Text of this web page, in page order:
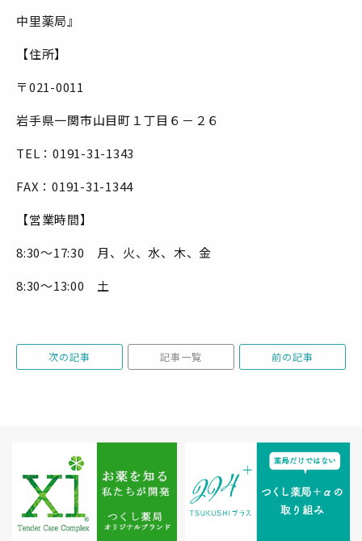
中里薬局』
【住所】
〒021-0011
岩手県一関市山目町１丁目６－２６
TEL：0191-31-1343
FAX：0191-31-1344
【営業時間】
8:30～17:30 月、火、水、木、金
8:30～13:00 土
次の記事 記事一覧 前の記事